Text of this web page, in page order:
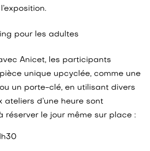
pour les adultes
Anicet, les participants
unique upcyclée, comme une
un porte-clé, en utilisant divers
ateliers d’une heure sont
réserver le jour même sur place :